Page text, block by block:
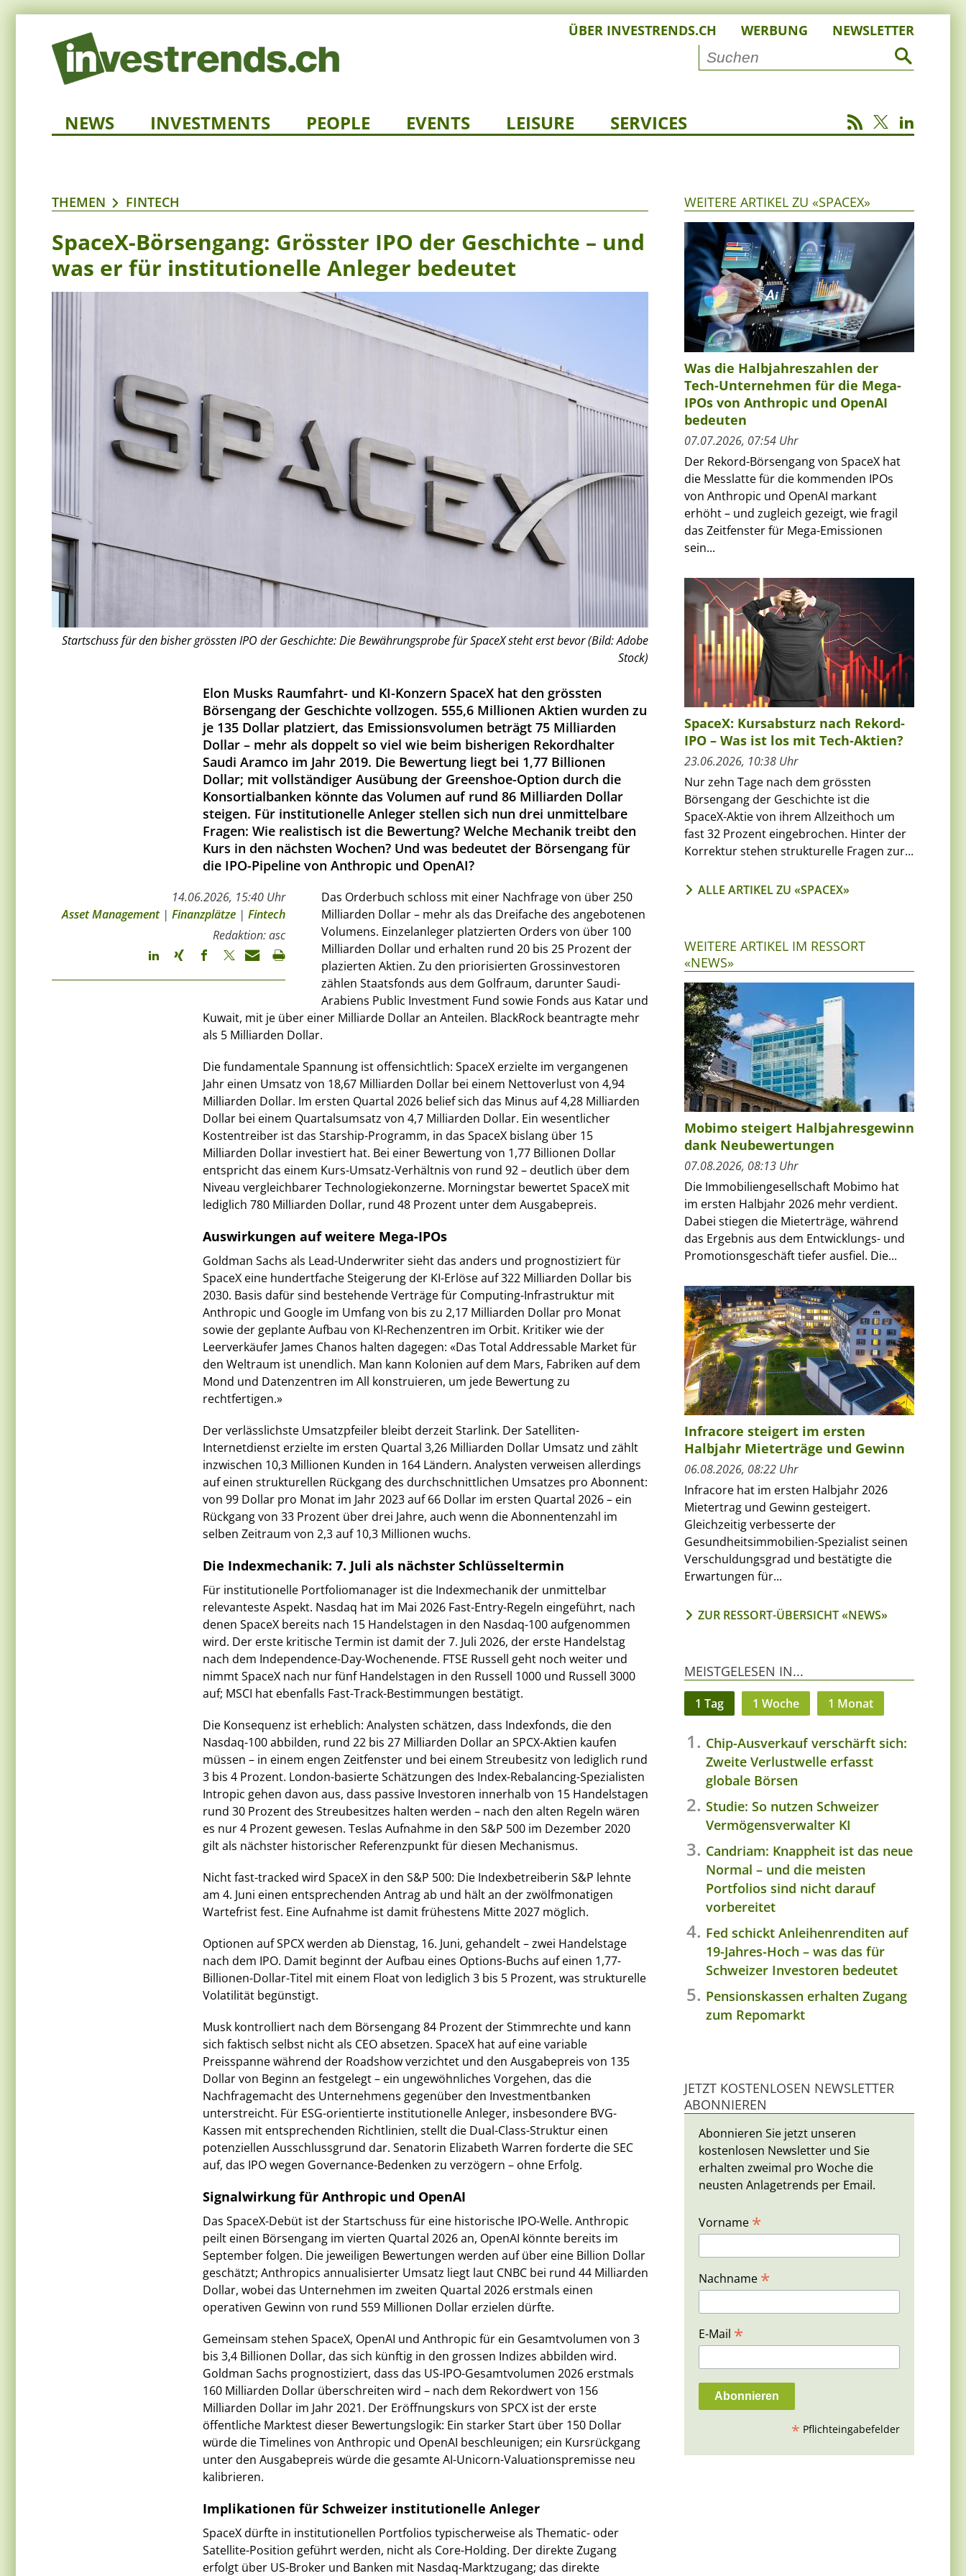
ÜBER INVESTRENDS.CH WERBUNG NEWSLETTER
NEWS INVESTMENTS PEOPLE EVENTS LEISURE SERVICES
THEMEN FINTECH
SpaceX-Börsengang: Grösster IPO der Geschichte – und
was er für institutionelle Anleger bedeutet
Startschuss für den bisher grössten IPO der Geschichte: Die Bewährungsprobe für SpaceX steht erst bevor (Bild: Adobe
Stock)
Elon Musks Raumfahrt- und KI-Konzern SpaceX hat den grössten
Börsengang der Geschichte vollzogen. 555,6 Millionen Aktien wurden zu
je 135 Dollar platziert, das Emissionsvolumen beträgt 75 Milliarden
Dollar – mehr als doppelt so viel wie beim bisherigen Rekordhalter
Saudi Aramco im Jahr 2019. Die Bewertung liegt bei 1,77 Billionen
Dollar; mit vollständiger Ausübung der Greenshoe-Option durch die
Konsortialbanken könnte das Volumen auf rund 86 Milliarden Dollar
steigen. Für institutionelle Anleger stellen sich nun drei unmittelbare
Fragen: Wie realistisch ist die Bewertung? Welche Mechanik treibt den
Kurs in den nächsten Wochen? Und was bedeutet der Börsengang für
die IPO-Pipeline von Anthropic und OpenAI?
14.06.2026, 15:40 Uhr
Asset Management| Finanzplätze | Fintech
Redaktion: asc
Das Orderbuch schloss mit einer Nachfrage von über 250
Milliarden Dollar – mehr als das Dreifache des angebotenen
Volumens. Einzelanleger platzierten Orders von über 100
Milliarden Dollar und erhalten rund 20 bis 25 Prozent der
plazierten Aktien. Zu den priorisierten Grossinvestoren
zählen Staatsfonds aus dem Golfraum, darunter Saudi-
Arabiens Public Investment Fund sowie Fonds aus Katar und
Kuwait, mit je über einer Milliarde Dollar an Anteilen. BlackRock beantragte mehr
als 5 Milliarden Dollar.
Die fundamentale Spannung ist offensichtlich: SpaceX erzielte im vergangenen
Jahr einen Umsatz von 18,67 Milliarden Dollar bei einem Nettoverlust von 4,94
Milliarden Dollar. Im ersten Quartal 2026 belief sich das Minus auf 4,28 Milliarden
Dollar bei einem Quartalsumsatz von 4,7 Milliarden Dollar. Ein wesentlicher
Kostentreiber ist das Starship-Programm, in das SpaceX bislang über 15
Milliarden Dollar investiert hat. Bei einer Bewertung von 1,77 Billionen Dollar
entspricht das einem Kurs-Umsatz-Verhältnis von rund 92 – deutlich über dem
Niveau vergleichbarer Technologiekonzerne. Morningstar bewertet SpaceX mit
lediglich 780 Milliarden Dollar, rund 48 Prozent unter dem Ausgabepreis.
Auswirkungen auf weitere Mega-IPOs
Goldman Sachs als Lead-Underwriter sieht das anders und prognostiziert für
SpaceX eine hundertfache Steigerung der KI-Erlöse auf 322 Milliarden Dollar bis
2030. Basis dafür sind bestehende Verträge für Computing-Infrastruktur mit
Anthropic und Google im Umfang von bis zu 2,17 Milliarden Dollar pro Monat
sowie der geplante Aufbau von KI-Rechenzentren im Orbit. Kritiker wie der
Leerverkäufer James Chanos halten dagegen: «Das Total Addressable Market für
den Weltraum ist unendlich. Man kann Kolonien auf dem Mars, Fabriken auf dem
Mond und Datenzentren im All konstruieren, um jede Bewertung zu
rechtfertigen.»
Der verlässlichste Umsatzpfeiler bleibt derzeit Starlink. Der Satelliten-
Internetdienst erzielte im ersten Quartal 3,26 Milliarden Dollar Umsatz und zählt
inzwischen 10,3 Millionen Kunden in 164 Ländern. Analysten verweisen allerdings
auf einen strukturellen Rückgang des durchschnittlichen Umsatzes pro Abonnent:
von 99 Dollar pro Monat im Jahr 2023 auf 66 Dollar im ersten Quartal 2026 – ein
Rückgang von 33 Prozent über drei Jahre, auch wenn die Abonnentenzahl im
selben Zeitraum von 2,3 auf 10,3 Millionen wuchs.
Die Indexmechanik: 7. Juli als nächster Schlüsseltermin
Für institutionelle Portfoliomanager ist die Indexmechanik der unmittelbar
relevanteste Aspekt. Nasdaq hat im Mai 2026 Fast-Entry-Regeln eingeführt, nach
denen SpaceX bereits nach 15 Handelstagen in den Nasdaq-100 aufgenommen
wird. Der erste kritische Termin ist damit der 7. Juli 2026, der erste Handelstag
nach dem Independence-Day-Wochenende. FTSE Russell geht noch weiter und
nimmt SpaceX nach nur fünf Handelstagen in den Russell 1000 und Russell 3000
auf; MSCI hat ebenfalls Fast-Track-Bestimmungen bestätigt.
Die Konsequenz ist erheblich: Analysten schätzen, dass Indexfonds, die den
Nasdaq-100 abbilden, rund 22 bis 27 Milliarden Dollar an SPCX-Aktien kaufen
müssen – in einem engen Zeitfenster und bei einem Streubesitz von lediglich rund
3 bis 4 Prozent. London-basierte Schätzungen des Index-Rebalancing-Spezialisten
Intropic gehen davon aus, dass passive Investoren innerhalb von 15 Handelstagen
rund 30 Prozent des Streubesitzes halten werden – nach den alten Regeln wären
es nur 4 Prozent gewesen. Teslas Aufnahme in den S&P 500 im Dezember 2020
gilt als nächster historischer Referenzpunkt für diesen Mechanismus.
Nicht fast-tracked wird SpaceX in den S&P 500: Die Indexbetreiberin S&P lehnte
am 4. Juni einen entsprechenden Antrag ab und hält an der zwölfmonatigen
Wartefrist fest. Eine Aufnahme ist damit frühestens Mitte 2027 möglich.
Optionen auf SPCX werden ab Dienstag, 16. Juni, gehandelt – zwei Handelstage
nach dem IPO. Damit beginnt der Aufbau eines Options-Buchs auf einen 1,77-
Billionen-Dollar-Titel mit einem Float von lediglich 3 bis 5 Prozent, was strukturelle
Volatilität begünstigt.
Musk kontrolliert nach dem Börsengang 84 Prozent der Stimmrechte und kann
sich faktisch selbst nicht als CEO absetzen. SpaceX hat auf eine variable
Preisspanne während der Roadshow verzichtet und den Ausgabepreis von 135
Dollar von Beginn an festgelegt – ein ungewöhnliches Vorgehen, das die
Nachfragemacht des Unternehmens gegenüber den Investmentbanken
unterstreicht. Für ESG-orientierte institutionelle Anleger, insbesondere BVG-
Kassen mit entsprechenden Richtlinien, stellt die Dual-Class-Struktur einen
potenziellen Ausschlussgrund dar. Senatorin Elizabeth Warren forderte die SEC
auf, das IPO wegen Governance-Bedenken zu verzögern – ohne Erfolg.
Signalwirkung für Anthropic und OpenAI
Das SpaceX-Debüt ist der Startschuss für eine historische IPO-Welle. Anthropic
peilt einen Börsengang im vierten Quartal 2026 an, OpenAI könnte bereits im
September folgen. Die jeweiligen Bewertungen werden auf über eine Billion Dollar
geschätzt; Anthropics annualisierter Umsatz liegt laut CNBC bei rund 44 Milliarden
Dollar, wobei das Unternehmen im zweiten Quartal 2026 erstmals einen
operativen Gewinn von rund 559 Millionen Dollar erzielen dürfte.
Gemeinsam stehen SpaceX, OpenAI und Anthropic für ein Gesamtvolumen von 3
bis 3,4 Billionen Dollar, das sich künftig in den grossen Indizes abbilden wird.
Goldman Sachs prognostiziert, dass das US-IPO-Gesamtvolumen 2026 erstmals
160 Milliarden Dollar überschreiten wird – nach dem Rekordwert von 156
Milliarden Dollar im Jahr 2021. Der Eröffnungskurs von SPCX ist der erste
öffentliche Marktest dieser Bewertungslogik: Ein starker Start über 150 Dollar
würde die Timelines von Anthropic und OpenAI beschleunigen; ein Kursrückgang
unter den Ausgabepreis würde die gesamte AI-Unicorn-Valuationspremisse neu
kalibrieren.
Implikationen für Schweizer institutionelle Anleger
SpaceX dürfte in institutionellen Portfolios typischerweise als Thematic- oder
Satellite-Position geführt werden, nicht als Core-Holding. Der direkte Zugang
erfolgt über US-Broker und Banken mit Nasdaq-Marktzugang; das direkte
WEITERE ARTIKEL ZU «SPACEX»
Was die Halbjahreszahlen der
Tech-Unternehmen für die Mega-
IPOs von Anthropic und OpenAI
bedeuten
07.07.2026, 07:54 Uhr
Der Rekord-Börsengang von SpaceX hat
die Messlatte für die kommenden IPOs
von Anthropic und OpenAI markant
erhöht – und zugleich gezeigt, wie fragil
das Zeitfenster für Mega-Emissionen
sein...
SpaceX: Kursabsturz nach Rekord-
IPO – Was ist los mit Tech-Aktien?
23.06.2026, 10:38 Uhr
Nur zehn Tage nach dem grössten
Börsengang der Geschichte ist die
SpaceX-Aktie von ihrem Allzeithoch um
fast 32 Prozent eingebrochen. Hinter der
Korrektur stehen strukturelle Fragen zur...
ALLE ARTIKEL ZU «SPACEX»
WEITERE ARTIKEL IM RESSORT
«NEWS»
Mobimo steigert Halbjahresgewinn
dank Neubewertungen
07.08.2026, 08:13 Uhr
Die Immobiliengesellschaft Mobimo hat
im ersten Halbjahr 2026 mehr verdient.
Dabei stiegen die Mieterträge, während
das Ergebnis aus dem Entwicklungs- und
Promotionsgeschäft tiefer ausfiel. Die...
Infracore steigert im ersten
Halbjahr Mieterträge und Gewinn
06.08.2026, 08:22 Uhr
Infracore hat im ersten Halbjahr 2026
Mietertrag und Gewinn gesteigert.
Gleichzeitig verbesserte der
Gesundheitsimmobilien-Spezialist seinen
Verschuldungsgrad und bestätigte die
Erwartungen für...
ZUR RESSORT-ÜBERSICHT «NEWS»
MEISTGELESEN IN...
1 Tag 1 Woche 1 Monat
Chip-Ausverkauf verschärft sich:
Zweite Verlustwelle erfasst
globale Börsen
Studie: So nutzen Schweizer
Vermögensverwalter KI
Candriam: Knappheit ist das neue
Normal – und die meisten
Portfolios sind nicht darauf
vorbereitet
Fed schickt Anleihenrenditen auf
19-Jahres-Hoch – was das für
Schweizer Investoren bedeutet
Pensionskassen erhalten Zugang
zum Repomarkt
JETZT KOSTENLOSEN NEWSLETTER
ABONNIEREN
Abonnieren Sie jetzt unseren
kostenlosen Newsletter und Sie
erhalten zweimal pro Woche die
neusten Anlagetrends per Email.
Vorname *
Nachname *
E-Mail *
* Pflichteingabefelder